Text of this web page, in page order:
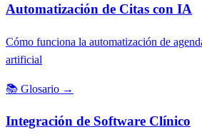
Automatización de Citas con IA
Cómo funciona la automatización de
artificial
📚 Glosario →
Integración de Software Clínico